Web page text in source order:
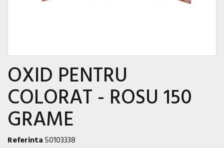
OXID PENTRU
COLORAT - ROSU 150
GRAME
Referinta50103338